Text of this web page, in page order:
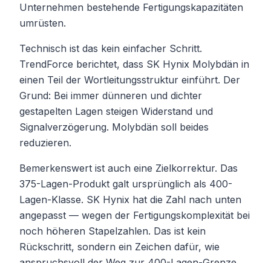
Unternehmen bestehende Fertigungskapazitäten
umrüsten.
Technisch ist das kein einfacher Schritt.
TrendForce berichtet, dass SK Hynix Molybdän in
einen Teil der Wortleitungsstruktur einführt. Der
Grund: Bei immer dünneren und dichter
gestapelten Lagen steigen Widerstand und
Signalverzögerung. Molybdän soll beides
reduzieren.
Bemerkenswert ist auch eine Zielkorrektur. Das
375-Lagen-Produkt galt ursprünglich als 400-
Lagen-Klasse. SK Hynix hat die Zahl nach unten
angepasst — wegen der Fertigungskomplexität bei
noch höheren Stapelzahlen. Das ist kein
Rückschritt, sondern ein Zeichen dafür, wie